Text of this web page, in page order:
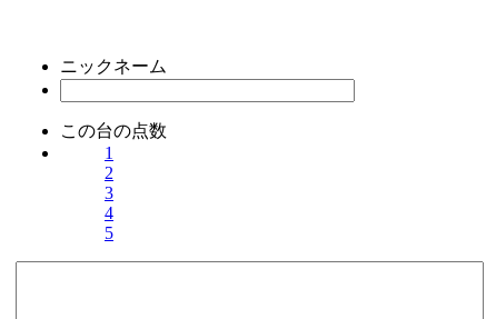
ニックネーム
この台の点数
1
2
3
4
5